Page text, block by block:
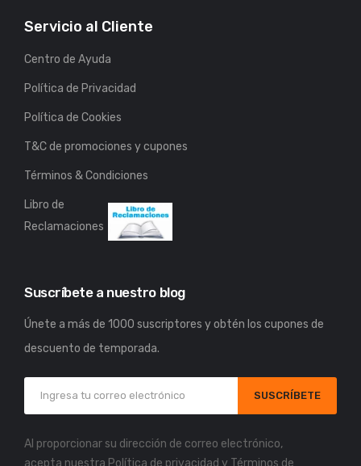
Servicio al Cliente
Centro de Ayuda
Política de Privacidad
Política de Cookies
T&C de promociones y cupones
Términos & Condiciones
Libro de
Reclamaciones
Suscríbete a nuestro blog
Únete a más de 1000 suscriptores y obtén los cupones de
descuento de temporada.
SUSCRÍBETE
Al proporcionar su dirección de correo electrónico,
acepta nuestra Política de privacidad y Términos de